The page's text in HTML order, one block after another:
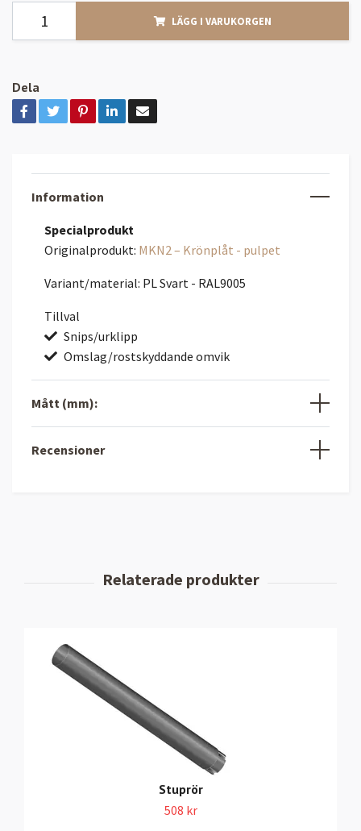
LÄGG I VARUKORGEN
Dela
Information
Specialprodukt
Originalprodukt: MKN2 – Krönplåt - pulpet
Variant/material: PL Svart - RAL9005
Tillval
Snips/urklipp
Omslag/rostskyddande omvik
Mått (mm):
Recensioner
Stuprör
508 kr